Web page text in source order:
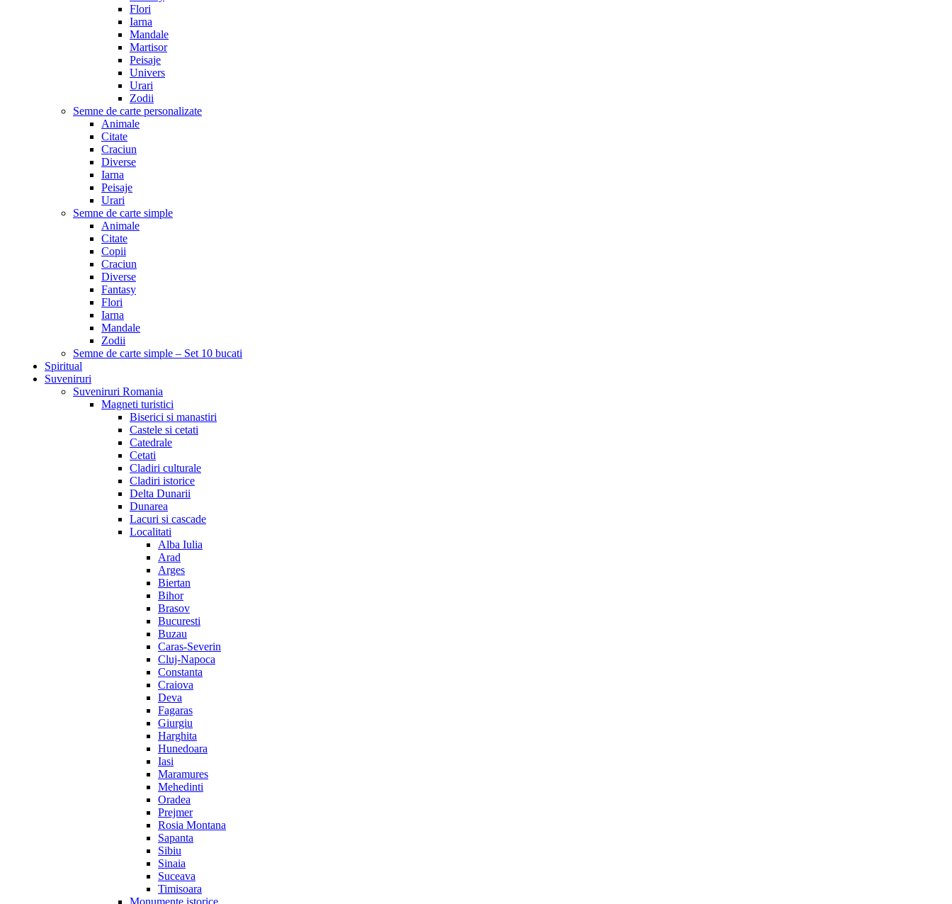
Flori
Iarna
Mandale
Martisor
Peisaje
Univers
Urari
Zodii
Semne de carte personalizate
Animale
Citate
Craciun
Diverse
Iarna
Peisaje
Urari
Semne de carte simple
Animale
Citate
Copii
Craciun
Diverse
Fantasy
Flori
Iarna
Mandale
Zodii
Semne de carte simple – Set 10 bucati
Spiritual
Suveniruri
Suveniruri Romania
Magneti turistici
Biserici si manastiri
Castele si cetati
Catedrale
Cetati
Cladiri culturale
Cladiri istorice
Delta Dunarii
Dunarea
Lacuri si cascade
Localitati
Alba Iulia
Arad
Arges
Biertan
Bihor
Brasov
Bucuresti
Buzau
Caras-Severin
Cluj-Napoca
Constanta
Craiova
Deva
Fagaras
Giurgiu
Harghita
Hunedoara
Iasi
Maramures
Mehedinti
Oradea
Prejmer
Rosia Montana
Sapanta
Sibiu
Sinaia
Suceava
Timisoara
Monumente istorice